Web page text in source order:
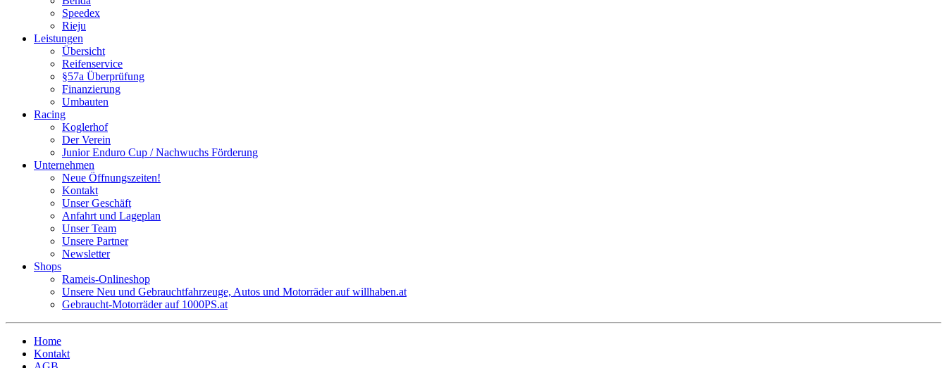
Speedex
Rieju
Leistungen
Übersicht
Reifenservice
§57a Überprüfung
Finanzierung
Umbauten
Racing
Koglerhof
Der Verein
Junior Enduro Cup / Nachwuchs Förderung
Unternehmen
Neue Öffnungszeiten!
Kontakt
Unser Geschäft
Anfahrt und Lageplan
Unser Team
Unsere Partner
Newsletter
Shops
Rameis-Onlineshop
Unsere Neu und Gebrauchtfahrzeuge, Autos und Motorräder auf willhaben.at
Gebraucht-Motorräder auf 1000PS.at
Home
Kontakt